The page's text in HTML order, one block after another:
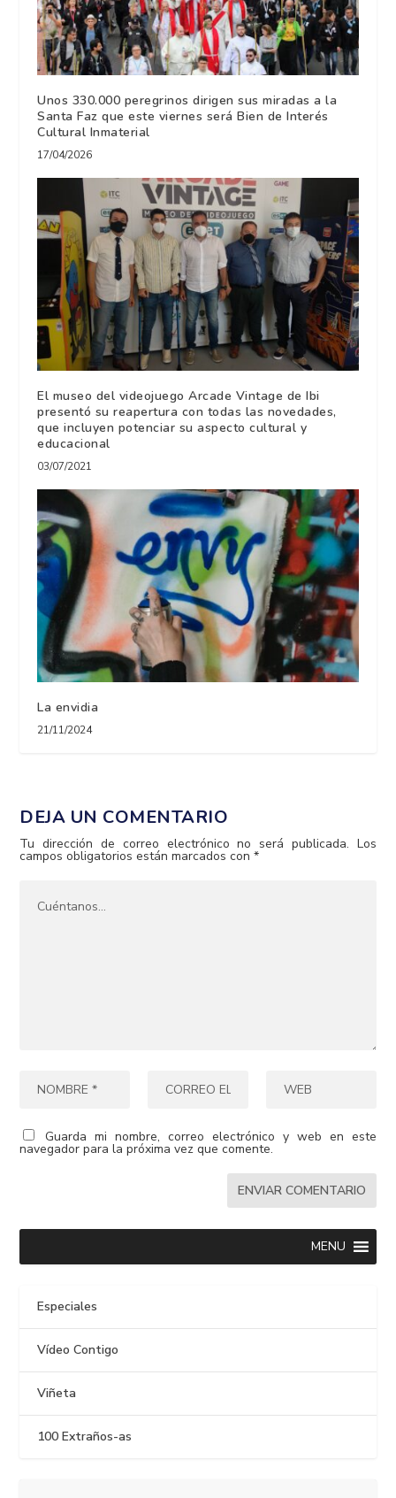
Unos 330.000 peregrinos dirigen sus miradas a la
Santa Faz que este viernes será Bien de Interés
Cultural Inmaterial
17/04/2026
El museo del videojuego Arcade Vintage de Ibi
presentó su reapertura con todas las novedades,
que incluyen potenciar su aspecto cultural y
educacional
03/07/2021
La envidia
21/11/2024
DEJA UN COMENTARIO
Tu dirección de correo electrónico no será publicada. Los
campos obligatorios están marcados con*
Guarda mi nombre, correo electrónico y web en este
navegador para la próxima vez que comente.
MENU
Especiales
Vídeo Contigo
Viñeta
100 Extraños-as